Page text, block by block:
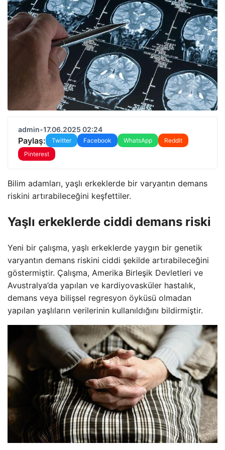
admin•17.06.2025 02:24
Paylaş: Twitter Facebook WhatsApp
Reddit
Pinterest
Bilim adamları, yaşlı erkeklerde bir varyantın demans
riskini artırabileceğini keşfettiler.
Yaşlı erkeklerde ciddi demans riski
Yeni bir çalışma, yaşlı erkeklerde yaygın bir genetik
varyantın demans riskini ciddi şekilde artırabileceğini
göstermiştir. Çalışma, Amerika Birleşik Devletleri ve
Avustralya’da yapılan ve kardiyovasküler hastalık,
demans veya bilişsel regresyon öyküsü olmadan
yapılan yaşlıların verilerinin kullanıldığını bildirmiştir.